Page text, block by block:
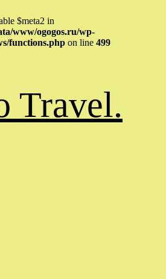
$meta2 in
www/ogogos.ru/wp-
functions.php on line 499
Travel.